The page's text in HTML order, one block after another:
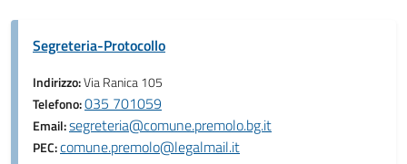
Segreteria-Protocollo
Indirizzo:Via Ranica 105
Telefono:035 701059
Email:segreteria@comune.premolo.bg.it
PEC:comune.premolo@legalmail.it